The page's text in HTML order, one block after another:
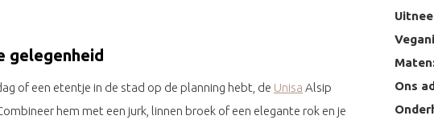
gelegenheid
of een etentje in de stad op de planning hebt, de Unisa Alsip
hem met een jurk, linnen broek of een elegante rok en je
Ons